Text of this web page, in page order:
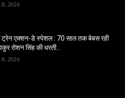
8, 2026
ट्रेन एक्शन-डे स्पेशल : 70 साल तक बेबस रही
रोशन सिंह की धरती…
8, 2026